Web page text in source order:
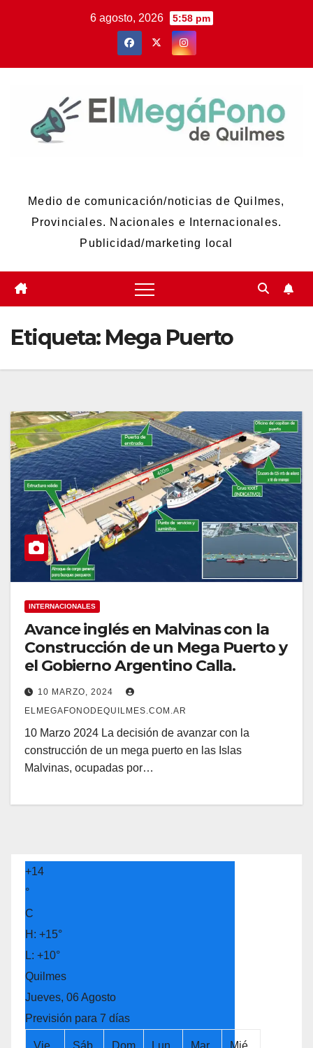
6 agosto, 2026 5:58 pm
Medio de comunicación/noticias de Quilmes,
Provinciales. Nacionales e Internacionales.
Publicidad/marketing local
Etiqueta: Mega Puerto
INTERNACIONALES
Avance inglés en Malvinas con la
Construcción de un Mega Puerto y
el Gobierno Argentino Calla.
10 MARZO, 2024
ELMEGAFONODEQUILMES.COM.AR
10 Marzo 2024 La decisión de avanzar con la
construcción de un mega puerto en las Islas
Malvinas, ocupadas por…
+14
°
C
H: +15°
L: +10°
Quilmes
Jueves, 06 Agosto
Previsión para 7 días
Vie Sáb Dom Lun Mar Mié